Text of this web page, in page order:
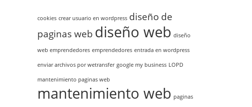
cookies crear usuario en wordpress diseño de
paginas web diseño web diseño
web emprendedores emprendedores entrada en wordpress
enviar archivos por wetransfer google my business LOPD
mantenimiento paginas web
mantenimiento web paginas